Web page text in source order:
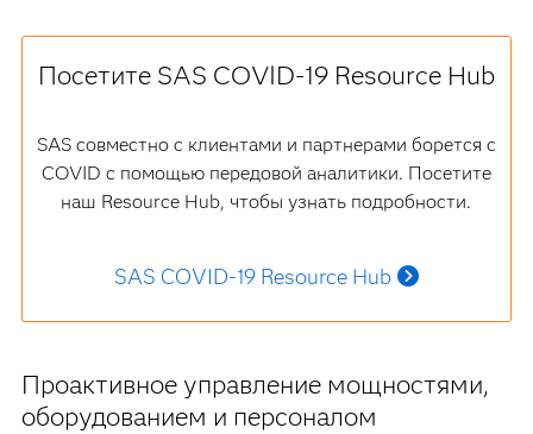
Посетите SAS COVID-19 Resource Hub
SAS совместно с клиентами и партнерами борется с
COVID с помощью передовой аналитики. Посетите
наш Resource Hub, чтобы узнать подробности.
SAS COVID-19 Resource Hub
Проактивное управление мощностями,
оборудованием и персоналом